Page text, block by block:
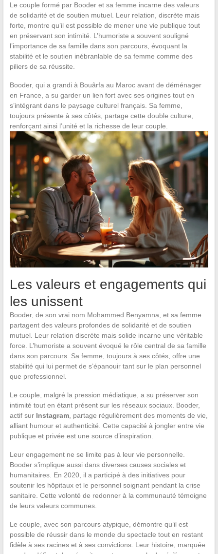
Le couple formé par Booder et sa femme incarne des valeurs
de solidarité et de soutien mutuel. Leur relation, discrète mais
forte, montre qu’il est possible de mener une vie publique tout
en préservant son intimité. L’humoriste a souvent souligné
l’importance de sa famille dans son parcours, évoquant la
stabilité et le soutien inébranlable de sa femme comme des
piliers de sa réussite.
Booder, qui a grandi à Bouârfa au Maroc avant de déménager
en France, a su garder un lien fort avec ses origines tout en
s’intégrant dans le paysage culturel français. Sa femme,
toujours présente à ses côtés, partage cette double culture,
renforçant ainsi l’unité et la richesse de leur couple.
Les valeurs et engagements qui
les unissent
Booder, de son vrai nom Mohammed Benyamna, et sa femme
partagent des valeurs profondes de solidarité et de soutien
mutuel. Leur relation discrète mais solide incarne une véritable
force. L’humoriste a souvent évoqué le rôle central de sa famille
dans son parcours. Sa femme, toujours à ses côtés, offre une
stabilité qui lui permet de s’épanouir tant sur le plan personnel
que professionnel.
Le couple, malgré la pression médiatique, a su préserver son
intimité tout en étant présent sur les réseaux sociaux. Booder,
actif sur Instagram, partage régulièrement des moments de vie,
alliant humour et authenticité. Cette capacité à jongler entre vie
publique et privée est une source d’inspiration.
Leur engagement ne se limite pas à leur vie personnelle.
Booder s’implique aussi dans diverses causes sociales et
humanitaires. En 2020, il a participé à des initiatives pour
soutenir les hôpitaux et le personnel soignant pendant la crise
sanitaire. Cette volonté de redonner à la communauté témoigne
de leurs valeurs communes.
Le couple, avec son parcours atypique, démontre qu’il est
possible de réussir dans le monde du spectacle tout en restant
fidèle à ses racines et à ses convictions. Leur histoire, marquée